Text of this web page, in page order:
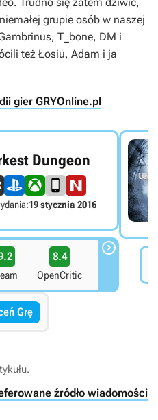
grupie osób w naszej
T_bone, DM i
też Łosiu, Adam i ja
gier GRYOnline.pl
Dungeon
19 stycznia 2016
8.4
OpenCritic

Grę
źródło wiadomości